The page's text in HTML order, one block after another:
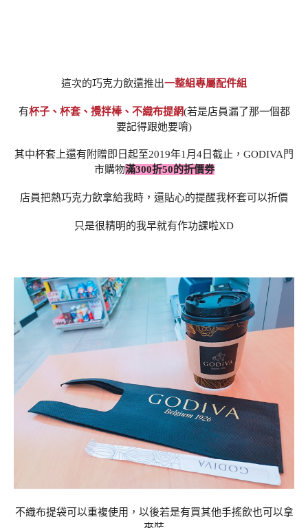
這次的巧克力飲還推出一整組專屬配件組
有杯子、杯套、攪拌棒、不織布提網(若是店員漏了那一個都
要記得跟她要唷)
其中杯套上還有附贈即日起至2019年1月4日截止，GODIVA門
市購物滿300折50的折價劵
店員把熱巧克力飲拿給我時，還貼心的提醒我杯套可以折價
只是很精明的我早就有作功課啦XD
不織布提袋可以重複使用，以後若是有買其他手搖飲也可以拿